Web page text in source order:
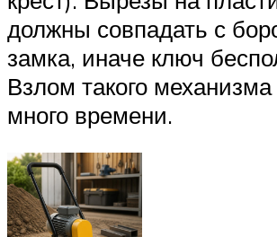
должны совпадать с
замка, иначе ключ
Взлом такого
много времени.